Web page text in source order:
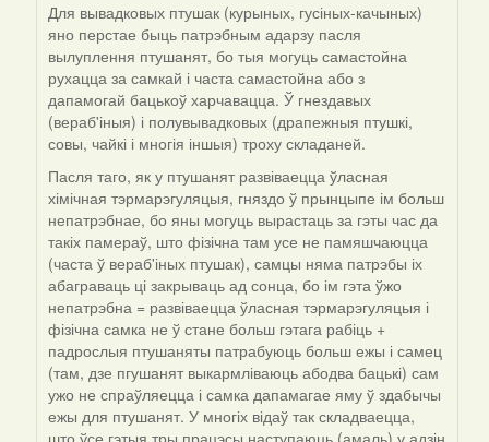
Для вывадковых птушак (курыных, гусіных-качыных)
яно перстае быць патрэбным адарзу пасля
вылуплення птушанят, бо тыя могуць самастойна
рухацца за самкай і часта самастойна або з
дапамогай бацькоў харчавацца. Ў гнездавых
(вераб'іныя) і полувывадковых (драпежныя птушкі,
совы, чайкі і многія іншыя) троху складаней.
Пасля таго, як у птушанят развіваецца ўласная
хімічная тэрмарэгуляцыя, гняздо ў прынцыпе ім больш
непатрэбнае, бо яны могуць вырастаць за гэты час да
такіх памераў, што фізічна там усе не памяшчаюцца
(часта ў вераб'іных птушак), самцы няма патрэбы іх
абаграваць ці закрываць ад сонца, бо ім гэта ўжо
непатрэбна = развіваецца ўласная тэрмарэгуляцыя і
фізічна самка не ў стане больш гэтага рабіць +
падрослыя птушаняты патрабуюць больш ежы і самец
(там, дзе пгушанят выкармліваюць абодва бацькі) сам
ужо не спраўляецца і самка дапамагае яму ў здабычы
ежы для птушанят. У многіх відаў так складваецца,